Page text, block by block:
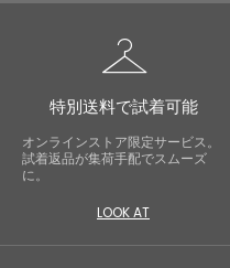
checkroom
特別送料で試着可能
オンラインストア限定サービス。
試着返品が集荷手配でスムーズ
に。
LOOK AT